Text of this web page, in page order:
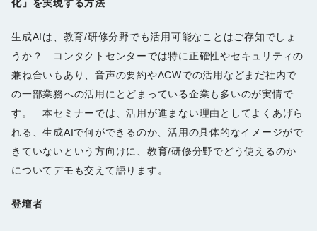
化」を実現する方法
生成AIは、教育/研修分野でも活用可能なことはご存知でしょ
うか？ コンタクトセンターでは特に正確性やセキュリティの
兼ね合いもあり、音声の要約やACWでの活用などまだ社内で
の一部業務への活用にとどまっている企業も多いのが実情で
す。 本セミナーでは、活用が進まない理由としてよくあげら
れる、生成AIで何ができるのか、活用の具体的なイメージがで
きていないという方向けに、教育/研修分野でどう使えるのか
についてデモも交えて語ります。
登壇者